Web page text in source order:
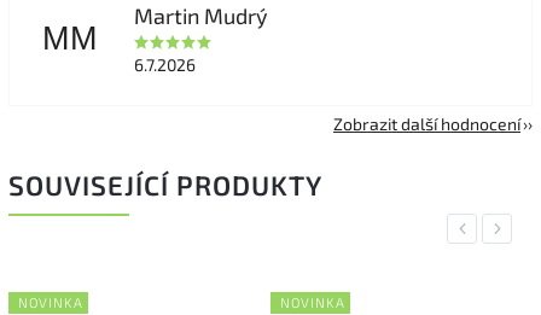
MM
Martin Mudrý
6.7.2026
Zobrazit další hodnocení
SOUVISEJÍCÍ PRODUKTY
Previous
NOVINKA NOVINKA
Next